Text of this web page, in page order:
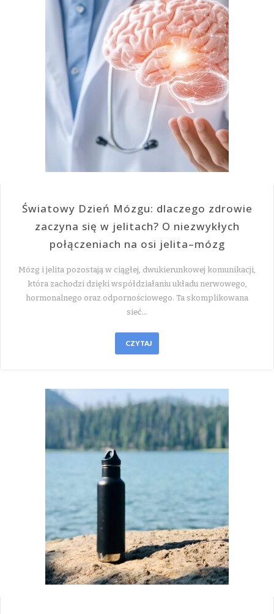
Światowy Dzień Mózgu: dlaczego zdrowie
zaczyna się w jelitach? O niezwykłych
połączeniach na osi jelita–mózg
Mózg i jelita pozostają w ciągłej, dwukierunkowej komunikacji,
która zachodzi dzięki współdziałaniu układu nerwowego,
hormonalnego oraz odpornościowego. Ta skomplikowana
sieć…
CZYTAJ